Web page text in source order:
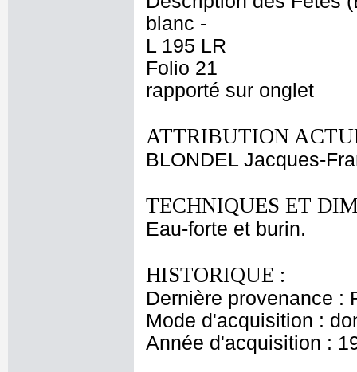
blanc -
L 195 LR
Folio 21
rapporté sur onglet
ATTRIBUTION
BLONDEL Jacques-
TECHNIQUES ET
Eau-forte et burin.
HISTORIQUE :
Dernière provenance :
Mode d'acquisition :
Année d'acquisition :